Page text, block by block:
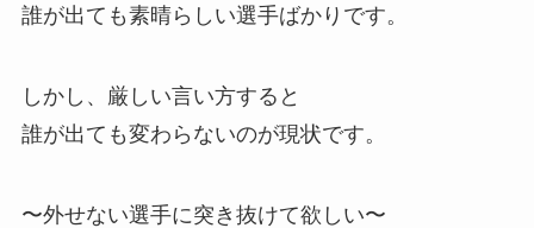
誰が出ても素晴らしい選手ばかりです。
しかし、厳しい言い方すると
誰が出ても変わらないのが現状です。
〜外せない選手に突き抜けて欲しい〜